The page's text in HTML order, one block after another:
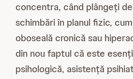
concentra, când plângeți
schimbări în planul fizic,
oboseală cronică sau
din nou faptul că este
psihologică, asistență